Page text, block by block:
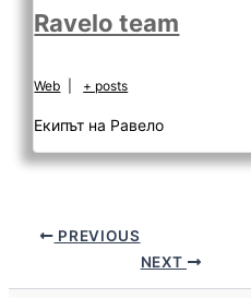
Ravelo team
Web + posts
Екипът на Равело
PREVIOUS
NEXT